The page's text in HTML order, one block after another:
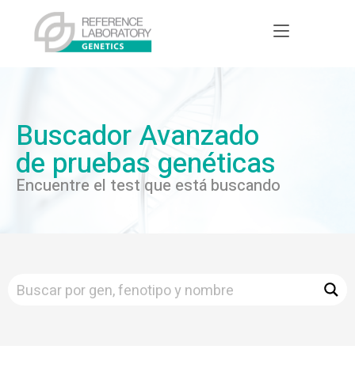
Buscador Avanzado
de pruebas genéticas
Encuentre el test que está buscando